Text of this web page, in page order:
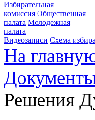
Избирательная
комиссия Общественная
палата Молодежная
палата
Видеозаписи Схема
На
Решения